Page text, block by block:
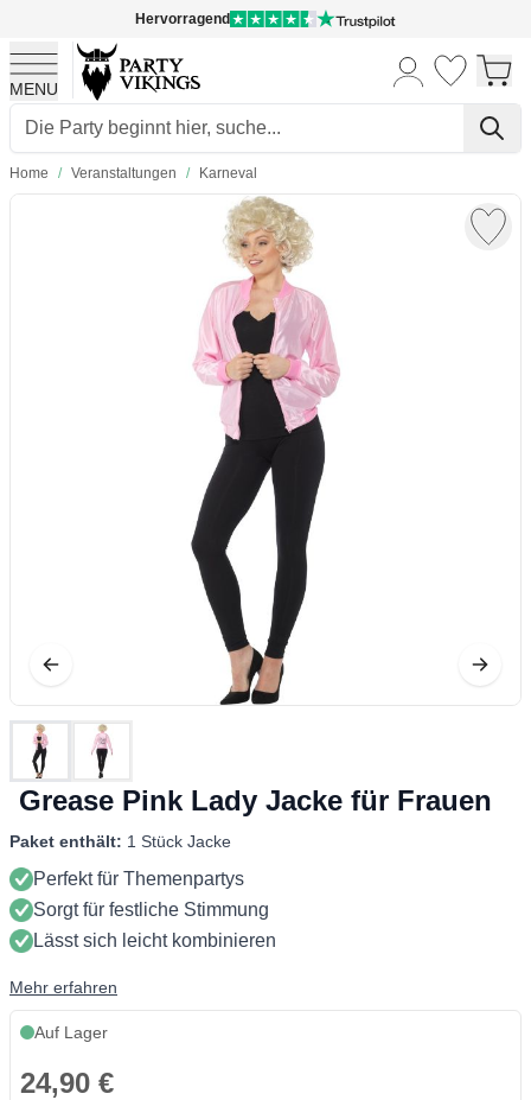
Hervorragend
MENU
Skip to Content
Home / Veranstaltungen / Karneval
Grease Pink Lady Jacke für Frauen
Paket enthält: 1 Stück Jacke
Perfekt für Themenpartys
Sorgt für festliche Stimmung
Lässt sich leicht kombinieren
Mehr erfahren
Auf Lager
24,90 €